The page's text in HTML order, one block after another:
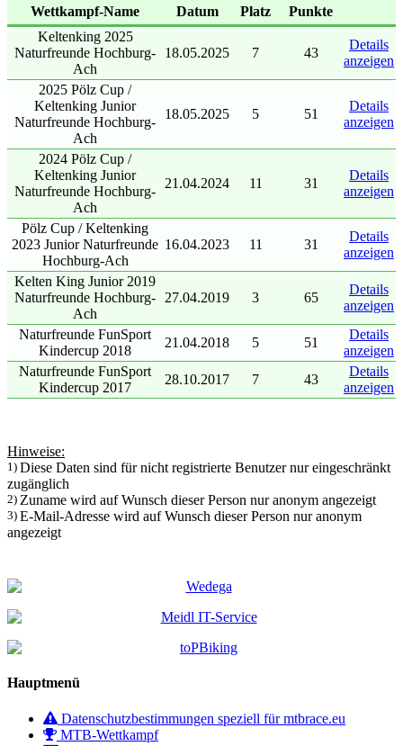
Wettkampf-Name Datum Platz
Punkte
Keltenking 2025
Naturfreunde Hochburg-
Ach
18.05.2025 7 43
Details
anzeigen
2025 Pölz Cup /
Keltenking Junior
Naturfreunde Hochburg-
Ach
18.05.2025 5 51
Details
anzeigen
2024 Pölz Cup /
Keltenking Junior
Naturfreunde Hochburg-
Ach
21.04.2024 11 31
Details
anzeigen
Pölz Cup / Keltenking
2023 Junior Naturfreunde
Hochburg-Ach
16.04.2023 11 31
Details
anzeigen
Kelten King Junior 2019
Naturfreunde Hochburg-
Ach
27.04.2019 3 65
Details
anzeigen
Naturfreunde FunSport
Kindercup 2018
21.04.2018 5 51
Details
anzeigen
Naturfreunde FunSport
Kindercup 2017
28.10.2017 7 43
Details
anzeigen
Hinweise:
1) Diese Daten sind für nicht registrierte Benutzer nur eingeschränkt
zugänglich
2) Zuname wird auf Wunsch dieser Person nur anonym angezeigt
3) E-Mail-Adresse wird auf Wunsch dieser Person nur anonym
angezeigt
Hauptmenü
Datenschutzbestimmungen speziell für mtbrace.eu
MTB-Wettkampf